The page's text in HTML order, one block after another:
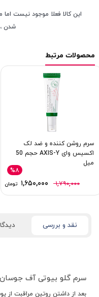
این کالا فعلا موجود نیست
شدن
محصولات مرتبط
سرم روشن‌ کننده و ضد لک
اکسیس وای AXIS-Y حجم 50
میل
۱,۷۹۰,۰۰۰ ۱,۶۵۰,۰۰۰ تومان
%۸
نقد و بررسی
سرم گلو بیوتی آف جوسان
بعد از داشتن روتین مراقبت از